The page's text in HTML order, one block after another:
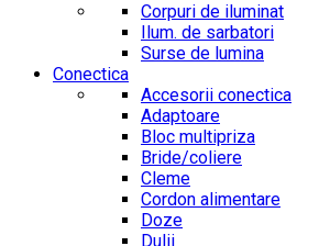
Corpuri de iluminat
Ilum. de sarbatori
Surse de lumina
Conectica
Accesorii conectica
Adaptoare
Bloc multipriza
Bride/coliere
Cleme
Cordon alimentare
Doze
Dulii